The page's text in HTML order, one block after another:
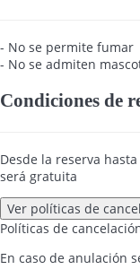
- No se permite fumar
- No se admiten
Condiciones de
Desde la reserva
será gratuita
Ver políticas de
Políticas de
En caso de anulación